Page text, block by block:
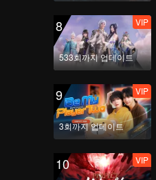
8
533회까지 업데이트
VIP
9
3회까지 업데이트
VIP
10 VIP